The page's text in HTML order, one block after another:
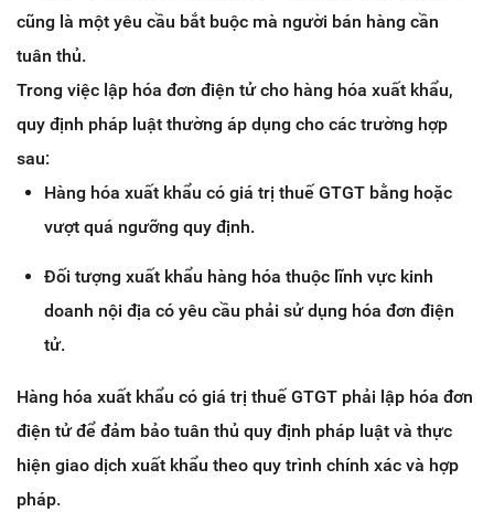
cũng là một yêu cầu bắt buộc mà người bán hàng cần
tuân thủ.
Trong việc lập hóa đơn điện tử cho hàng hóa xuất khẩu,
quy định pháp luật thường áp dụng cho các trường hợp
sau:
Hàng hóa xuất khẩu có giá trị thuế GTGT bằng hoặc
vượt quá ngưỡng quy định.
Đối tượng xuất khẩu hàng hóa thuộc lĩnh vực kinh
doanh nội địa có yêu cầu phải sử dụng hóa đơn điện
tử.
Hàng hóa xuất khẩu có giá trị thuế GTGT phải lập hóa đơn
điện tử để đảm bảo tuân thủ quy định pháp luật và thực
hiện giao dịch xuất khẩu theo quy trình chính xác và hợp
pháp.